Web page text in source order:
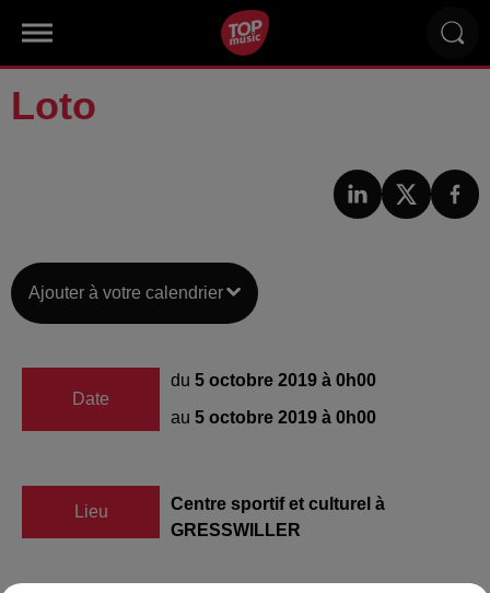
Loto
Ajouter à votre calendrier
Date
du 5 octobre 2019 à 0h00
au 5 octobre 2019 à 0h00
Lieu
Centre sportif et culturel à
GRESSWILLER